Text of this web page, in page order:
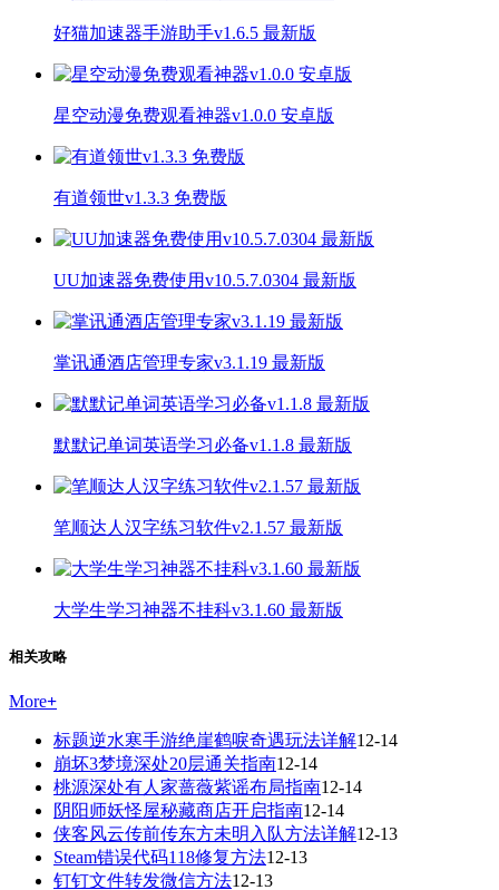
好猫加速器手游助手v1.6.5 最新版
星空动漫免费观看神器v1.0.0 安卓版
有道领世v1.3.3 免费版
UU加速器免费使用v10.5.7.0304 最新版
掌讯通酒店管理专家v3.1.19 最新版
默默记单词英语学习必备v1.1.8 最新版
笔顺达人汉字练习软件v2.1.57 最新版
大学生学习神器不挂科v3.1.60 最新版
相关攻略
More+
标题逆水寒手游绝崖鹤唳奇遇玩法详解12-14
崩坏3梦境深处20层通关指南12-14
桃源深处有人家蔷薇紫谣布局指南12-14
阴阳师妖怪屋秘藏商店开启指南12-14
侠客风云传前传东方未明入队方法详解12-13
Steam错误代码118修复方法12-13
钉钉文件转发微信方法12-13